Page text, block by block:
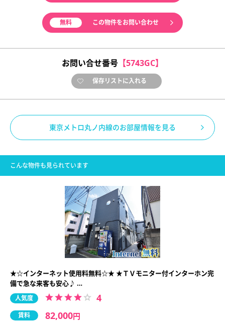
無料 この物件をお問い合わせ
お問い合せ番号 【5743GC】
保存リストに入れる
東京メトロ丸ノ内線のお部屋情報を見る
こんな物件も見られています
★☆インターネット使用料無料☆★ ★ＴＶモニター付インターホン完
備で急な来客も安心♪ …
人気度 4
賃料 82,000円